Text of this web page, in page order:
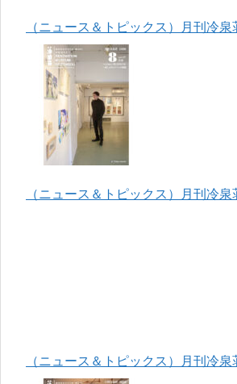
（ニュース＆トピックス）月刊冷
（ニュース＆トピックス）月刊冷
（ニュース＆トピックス）月刊冷